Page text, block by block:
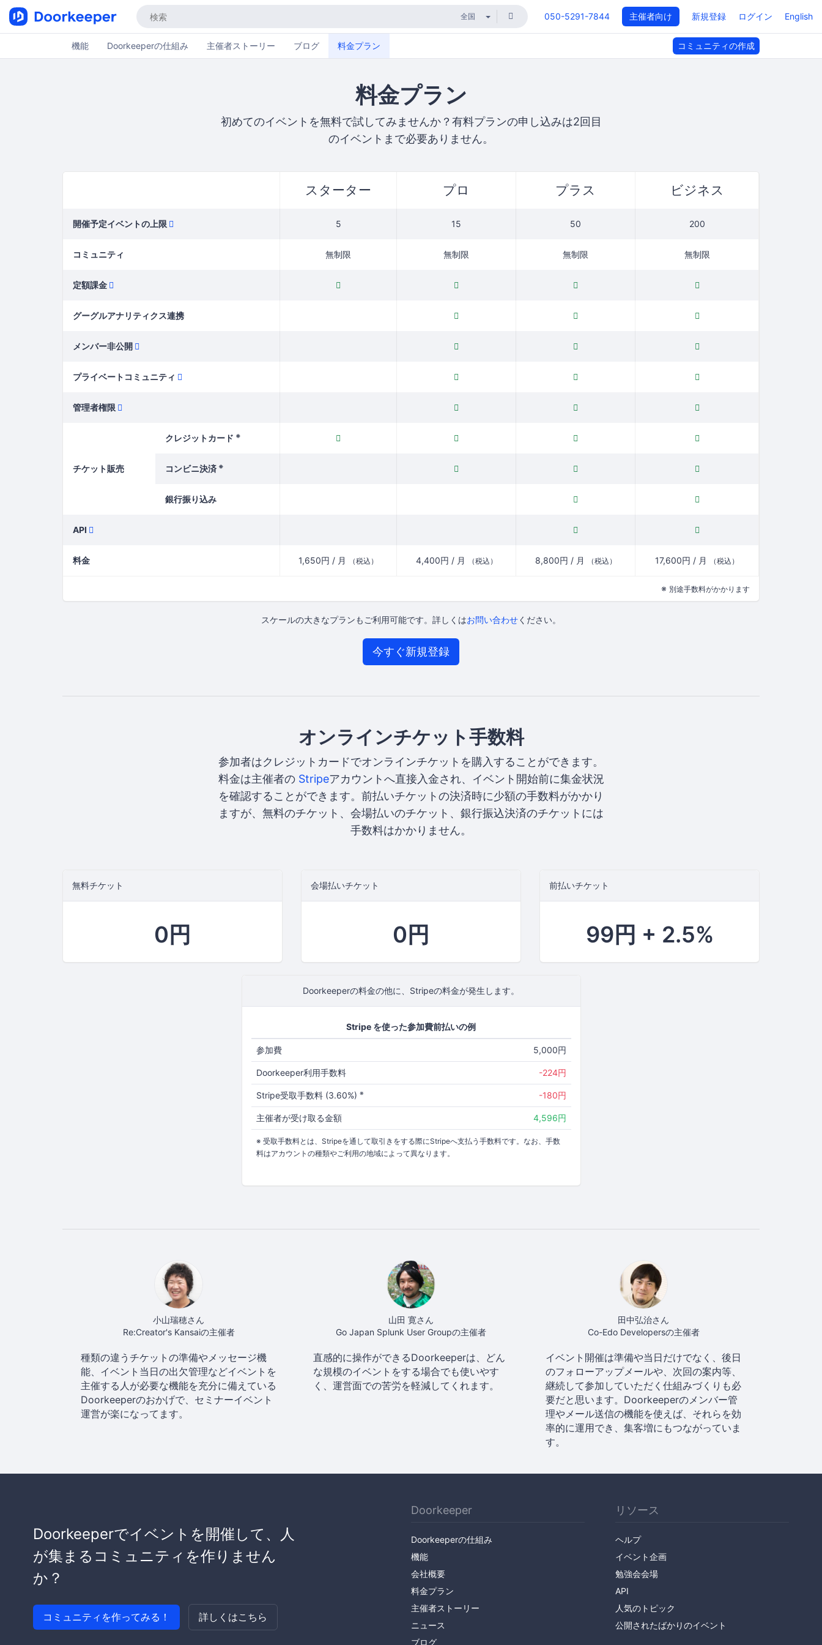
050-5291-7844 主催者向け 新規登録 ログイン English
機能 Doorkeeperの仕組み 主催者ストーリー ブログ 料金プラン コミュニティの作成
料金プラン
初めてのイベントを無料で試してみませんか？有料プランの申し込みは2回目
のイベントまで必要ありません。
スターター プロ プラス ビジネス
開催予定イベントの上限 5 15 50 200
コミュニティ 無制限 無制限 無制限 無制限
定額課金
グーグルアナリティクス連携
メンバー非公開
プライベートコミュニティ
管理者権限
チケット販売
クレジットカード ※
コンビニ決済 ※
銀行振り込み
API
料金 1,650円 / 月 （税込） 4,400円 / 月 （税込） 8,800円 / 月 （税込） 17,600円 / 月 （税込）
※ 別途手数料がかかります
スケールの大きなプランもご利用可能です。詳しくはお問い合わせください。
今すぐ新規登録
オンラインチケット手数料
参加者はクレジットカードでオンラインチケットを購入することができます。
料金は主催者の Stripeアカウントへ直接入金され、イベント開始前に集金状況
を確認することができます。前払いチケットの決済時に少額の手数料がかかり
ますが、無料のチケット、会場払いのチケット、銀行振込決済のチケットには
手数料はかかりません。
無料チケット
0円
会場払いチケット
0円
前払いチケット
99円 + 2.5%
Doorkeeperの料金の他に、Stripeの料金が発生します。
Stripe を使った参加費前払いの例
参加費 5,000円
Doorkeeper利用手数料 -224円
Stripe受取手数料 (3.60%) ※ -180円
主催者が受け取る金額 4,596円
※ 受取手数料とは、Stripeを通して取引きをする際にStripeへ支払う手数料です。なお、手数
料はアカウントの種類やご利用の地域によって異なります。
小山瑞穂さん
Re:Creator's Kansaiの主催者
種類の違うチケットの準備やメッセージ機
能、イベント当日の出欠管理などイベントを
主催する人が必要な機能を充分に備えている
Doorkeeperのおかげで、セミナーイベント
運営が楽になってます。
山田 寛さん
Go Japan Splunk User Groupの主催者
直感的に操作ができるDoorkeeperは、どん
な規模のイベントをする場合でも使いやす
く、運営面での苦労を軽減してくれます。
田中弘治さん
Co-Edo Developersの主催者
イベント開催は準備や当日だけでなく、後日
のフォローアップメールや、次回の案内等、
継続して参加していただく仕組みづくりも必
要だと思います。Doorkeeperのメンバー管
理やメール送信の機能を使えば、それらを効
率的に運用でき、集客増にもつながっていま
す。
Doorkeeperでイベントを開催して、人
が集まるコミュニティを作りません
か？
コミュニティを作ってみる！ 詳しくはこちら
Doorkeeper
Doorkeeperの仕組み
機能
会社概要
料金プラン
主催者ストーリー
ニュース
ブログ
リソース
ヘルプ
イベント企画
勉強会会場
API
人気のトピック
公開されたばかりのイベント